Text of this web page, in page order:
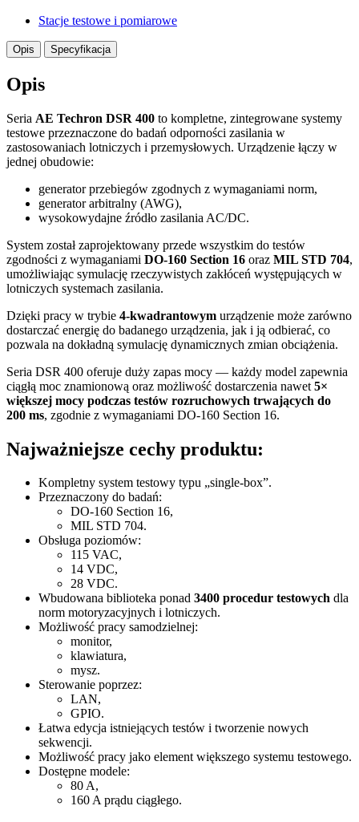
Stacje testowe i pomiarowe
Opis Specyfikacja
Opis
Seria AE Techron DSR 400 to kompletne, zintegrowane systemy
testowe przeznaczone do badań odporności zasilania w
zastosowaniach lotniczych i przemysłowych. Urządzenie łączy w
jednej obudowie:
generator przebiegów zgodnych z wymaganiami norm,
generator arbitralny (AWG),
wysokowydajne źródło zasilania AC/DC.
System został zaprojektowany przede wszystkim do testów
zgodności z wymaganiami DO-160 Section 16 oraz MIL STD 704,
umożliwiając symulację rzeczywistych zakłóceń występujących w
lotniczych systemach zasilania.
Dzięki pracy w trybie 4-kwadrantowym urządzenie może zarówno
dostarczać energię do badanego urządzenia, jak i ją odbierać, co
pozwala na dokładną symulację dynamicznych zmian obciążenia.
Seria DSR 400 oferuje duży zapas mocy — każdy model zapewnia
ciągłą moc znamionową oraz możliwość dostarczenia nawet 5×
większej mocy podczas testów rozruchowych trwających do
200 ms, zgodnie z wymaganiami DO-160 Section 16.
Najważniejsze cechy produktu:
Kompletny system testowy typu „single-box”.
Przeznaczony do badań:
DO-160 Section 16,
MIL STD 704.
Obsługa poziomów:
115 VAC,
14 VDC,
28 VDC.
Wbudowana biblioteka ponad 3400 procedur testowych dla
norm motoryzacyjnych i lotniczych.
Możliwość pracy samodzielnej:
monitor,
klawiatura,
mysz.
Sterowanie poprzez:
LAN,
GPIO.
Łatwa edycja istniejących testów i tworzenie nowych
sekwencji.
Możliwość pracy jako element większego systemu testowego.
Dostępne modele:
80 A,
160 A prądu ciągłego.